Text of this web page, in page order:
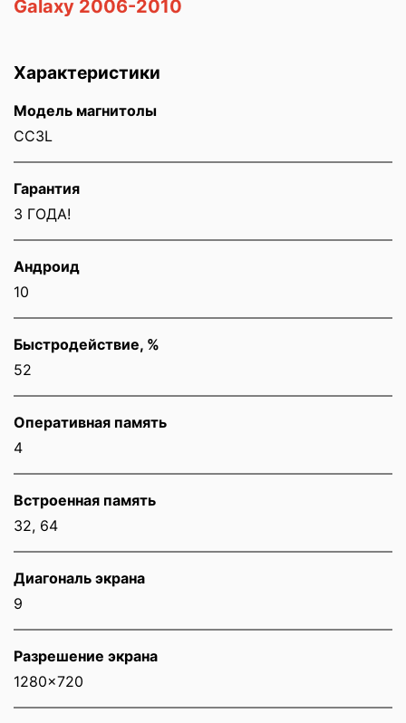
Galaxy 2006-2010
Характеристики
Модель магнитолы
CC3L
Гарантия
3 ГОДА!
Андроид
10
Быстродействие, %
52
Оперативная память
4
Встроенная память
32, 64
Диагональ экрана
9
Разрешение экрана
1280x720